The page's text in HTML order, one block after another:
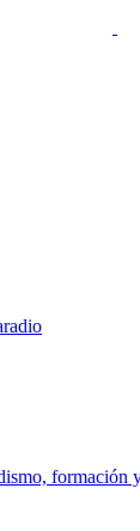
formación